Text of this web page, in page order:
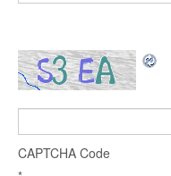
CAPTCHA Code